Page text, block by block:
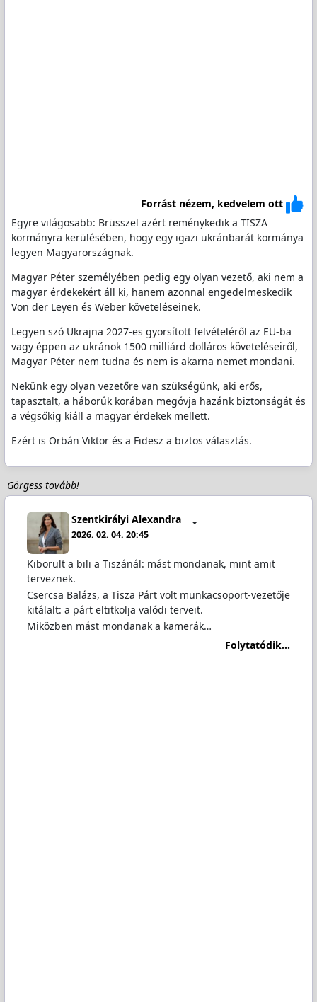
Forrást nézem, kedvelem ott
Egyre világosabb: Brüsszel azért reménykedik a TISZA
kormányra kerülésében, hogy egy igazi ukránbarát kormánya
legyen Magyarországnak.
Magyar Péter személyében pedig egy olyan vezető, aki nem a
magyar érdekekért áll ki, hanem azonnal engedelmeskedik
Von der Leyen és Weber követeléseinek.
Legyen szó Ukrajna 2027-es gyorsított felvételéről az EU-ba
vagy éppen az ukránok 1500 milliárd dolláros követeléseiről,
Magyar Péter nem tudna és nem is akarna nemet mondani.
Nekünk egy olyan vezetőre van szükségünk, aki erős,
tapasztalt, a háborúk korában megóvja hazánk biztonságát és
a végsőkig kiáll a magyar érdekek mellett.
Ezért is Orbán Viktor és a Fidesz a biztos választás.
Görgess tovább!
Szentkirályi Alexandra
2026. 02. 04. 20:45
Kiborult a bili a Tiszánál: mást mondanak, mint amit
terveznek.
Csercsa Balázs, a Tisza Párt volt munkacsoport-vezetője
kitálalt: a párt eltitkolja valódi terveit.
Miközben mást mondanak a kamerák…
Folytatódik...